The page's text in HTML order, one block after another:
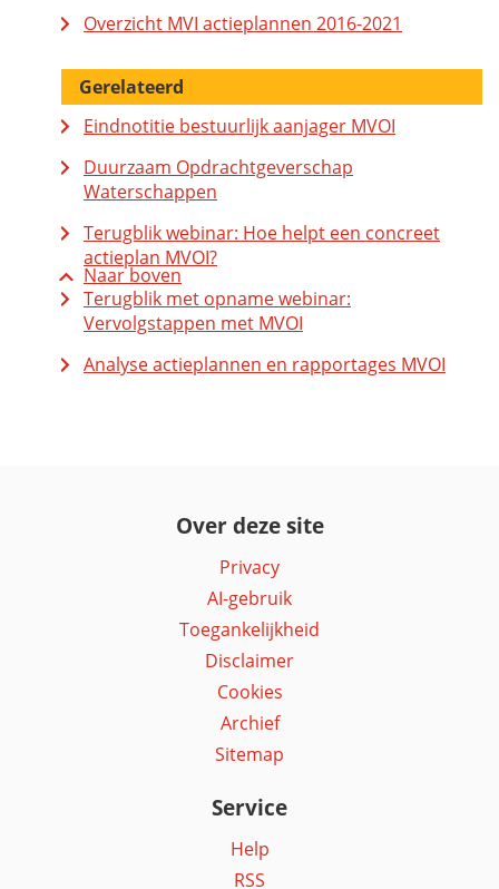
Overzicht MVI actieplannen 2016-2021
Gerelateerd
Eindnotitie bestuurlijk aanjager MVOI
Duurzaam Opdrachtgeverschap
Waterschappen
Terugblik webinar: Hoe helpt een concreet
actieplan MVOI?
Terugblik met opname webinar:
Vervolgstappen met MVOI
Analyse actieplannen en rapportages MVOI
Naar boven
Over deze site
Privacy
AI-gebruik
Toegankelijkheid
Disclaimer
Cookies
Archief
Sitemap
Service
Help
RSS